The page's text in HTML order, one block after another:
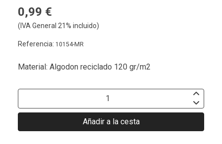
0,99 €
(IVA General 21% incluido)
Referencia: 10154-MR
Material: Algodon reciclado 120 gr/m2
Añadir a la cesta